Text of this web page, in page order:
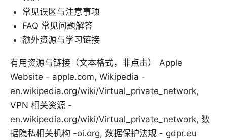
常见误区与注意事项
FAQ 常见问题解答
额外资源与学习链接
有用资源与链接（文本格式，非点击） Apple
Website - apple.com, Wikipedia -
en.wikipedia.org/wiki/Virtual_private_network,
VPN 相关资源 -
en.wikipedia.org/wiki/Virtual_private_network, 数
据隐私相关机构 -oi.org, 数据保护法规 - gdpr.eu